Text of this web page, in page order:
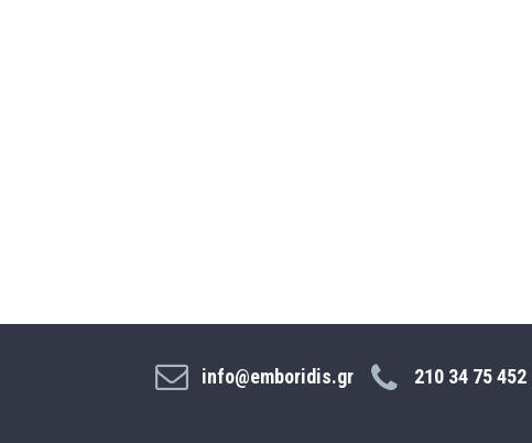
info@emboridis.gr 210 34 75 452